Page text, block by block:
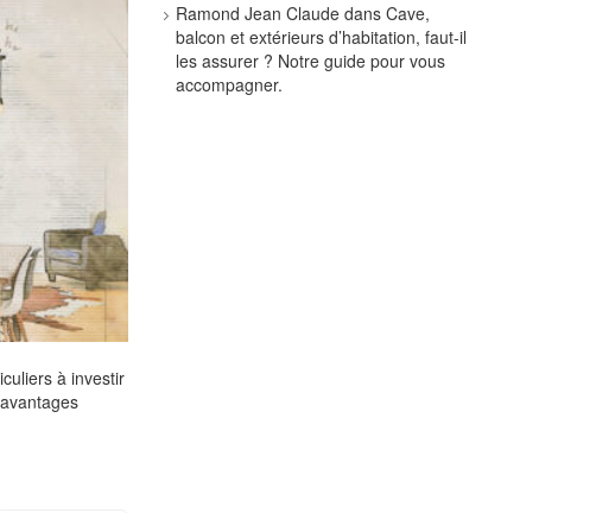
à investir
Ramond Jean Claudedans Cave,
balcon et extérieurs d’habitation, faut-il
les assurer ? Notre guide pour vous
accompagner.